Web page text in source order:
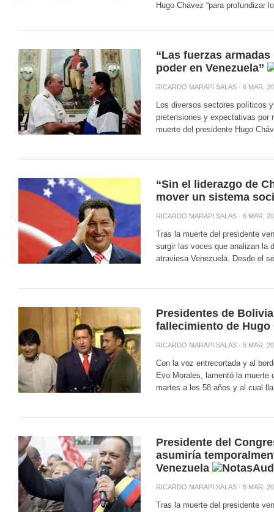
Hugo Chávez “para profundizar
“Las fuerzas
poder en Venezuela”
RICARDO MARAPI SALAS · 6 MAR,
Los diversos sectores políticos
pretensiones y expectativas por
muerte del presidente Hugo
“Sin el liderazgo de
mover un sistema
RICARDO MARAPI SALAS · 6 MAR,
Tras la muerte del presidente
surgir las voces que analizan la
atraviesa Venezuela. Desde el
Presidentes de
fallecimiento de Hugo
RICARDO MARAPI SALAS · 5 MAR,
Con la voz entrecortada y al
Evo Morales, lamentó la muerte
martes a los 58 años y al cual
Presidente del
asumiría
Venezuela
RICARDO MARAPI SALAS · 5 MAR,
Tras la muerte del presidente